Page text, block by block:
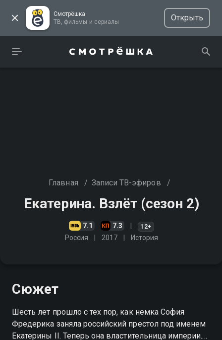
Смотрёшка
ТВ, фильмы и сериалы
Открыть
Главная / Записи ТВ-эфиров /
Екатерина. Взлёт (сезон 2)
7.1 7.3 12+
Россия 2017 История
Сюжет
Шесть лет прошло с тех пор, как немка София
Фредерика заняла российский престол под именем
Екатерины II. Теперь она властительница империи.